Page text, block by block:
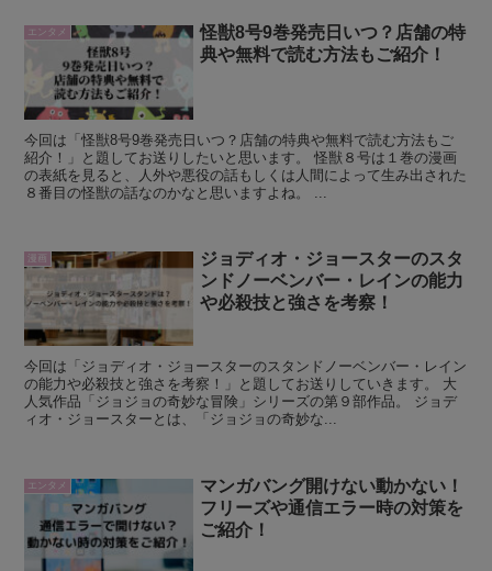
エンタメ
怪獣8号9巻発売日いつ？店舗の特
典や無料で読む方法もご紹介！
今回は「怪獣8号9巻発売日いつ？店舗の特典や無料で読む方法もご
紹介！」と題してお送りしたいと思います。 怪獣８号は１巻の漫画
の表紙を見ると、人外や悪役の話もしくは人間によって生み出された
８番目の怪獣の話なのかなと思いますよね。 ...
漫画
ジョディオ・ジョースターのスタ
ンドノーベンバー・レインの能力
や必殺技と強さを考察！
今回は「ジョディオ・ジョースターのスタンドノーベンバー・レイン
の能力や必殺技と強さを考察！」と題してお送りしていきます。 大
人気作品「ジョジョの奇妙な冒険」シリーズの第９部作品。 ジョデ
ィオ・ジョースターとは、「ジョジョの奇妙な...
エンタメ
マンガバング開けない動かない！
フリーズや通信エラー時の対策を
ご紹介！